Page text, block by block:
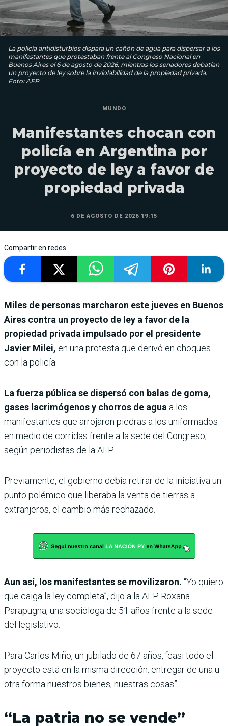
La policía antidisturbios dispara un cañón de agua para dispersar a los
manifestantes que protestaban frente al Congreso Nacional en
Buenos Aires el 6 de agosto de 2026, mientras los senadores debatían
un proyecto de ley sobre la inviolabilidad de la propiedad privada.
Foto: AFP
MUNDO
Manifestantes chocan con
policía en Argentina por
proyecto de ley a favor de
propiedad privada
6 DE AGOSTO DE 2026 19:15
Compartir en redes
Miles de personas marcharon este jueves en Buenos
Aires contra un proyecto de ley a favor de la
propiedad privada impulsado por el presidente
Javier Milei, en una protesta que derivó en choques
con la policía.
La fuerza pública se dispersó con balas de goma,
gases lacrimógenos y chorros de agua a los
manifestantes que arrojaron piedras a los uniformados
en medio de corridas frente a la sede del Congreso,
según periodistas de la AFP.
Previamente, el gobierno debía retirar de la iniciativa un
punto polémico que liberaba la venta de tierras a
extranjeros, el cambio más rechazado.
Aun así, los manifestantes se movilizaron. “Yo quiero
que caiga la ley completa”, dijo a la AFP Roxana
Parapugna, una socióloga de 51 años frente a la sede
del legislativo.
Para Carlos Miño, un jubilado de 67 años, “casi todo el
proyecto está en la misma dirección: entregar de una u
otra forma nuestros bienes, nuestras cosas”.
“La patria no se vende”